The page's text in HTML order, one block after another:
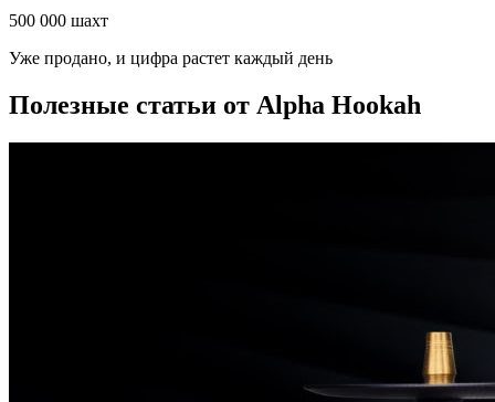
500 000 шахт
Уже продано, и цифра растет каждый день
Полезные статьи от Alpha Hookah